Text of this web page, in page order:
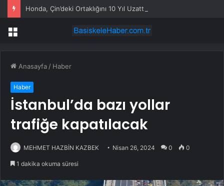
Honda, Çin’deki Ortaklığını 10 Yıl Uzattı
Menü
Anasayfa / Haber
Haber
İstanbul’da bazı yollar
trafiğe kapatılacak
MEHMET HAZBİN KAZBEK Nisan 26, 2024 0 0
1 dakika okuma süresi